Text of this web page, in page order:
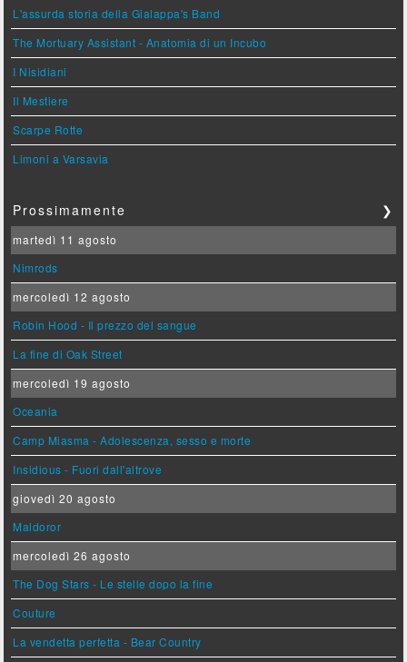
L'assurda storia della Gialappa's Band
The Mortuary Assistant - Anatomia di un Incubo
I Nisidiani
Il Mestiere
Scarpe Rotte
Limoni a Varsavia
Prossimamente ❯
martedì 11 agosto
Nimrods
mercoledì 12 agosto
Robin Hood - Il prezzo del sangue
La fine di Oak Street
mercoledì 19 agosto
Oceania
Camp Miasma - Adolescenza, sesso e morte
Insidious - Fuori dall'altrove
giovedì 20 agosto
Maldoror
mercoledì 26 agosto
The Dog Stars - Le stelle dopo la fine
Couture
La vendetta perfetta - Bear Country